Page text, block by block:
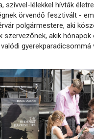
szívvel-lélekkel hívták
örvendő fesztivált -
polgármestere, aki
szervezőnek, akik
gyerekparadicsommá